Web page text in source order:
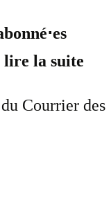
lire la suite
Courrier des